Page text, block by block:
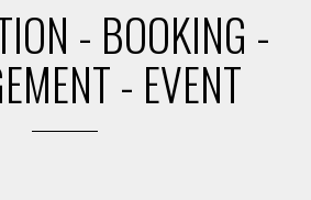
- BOOKING -
- EVENT